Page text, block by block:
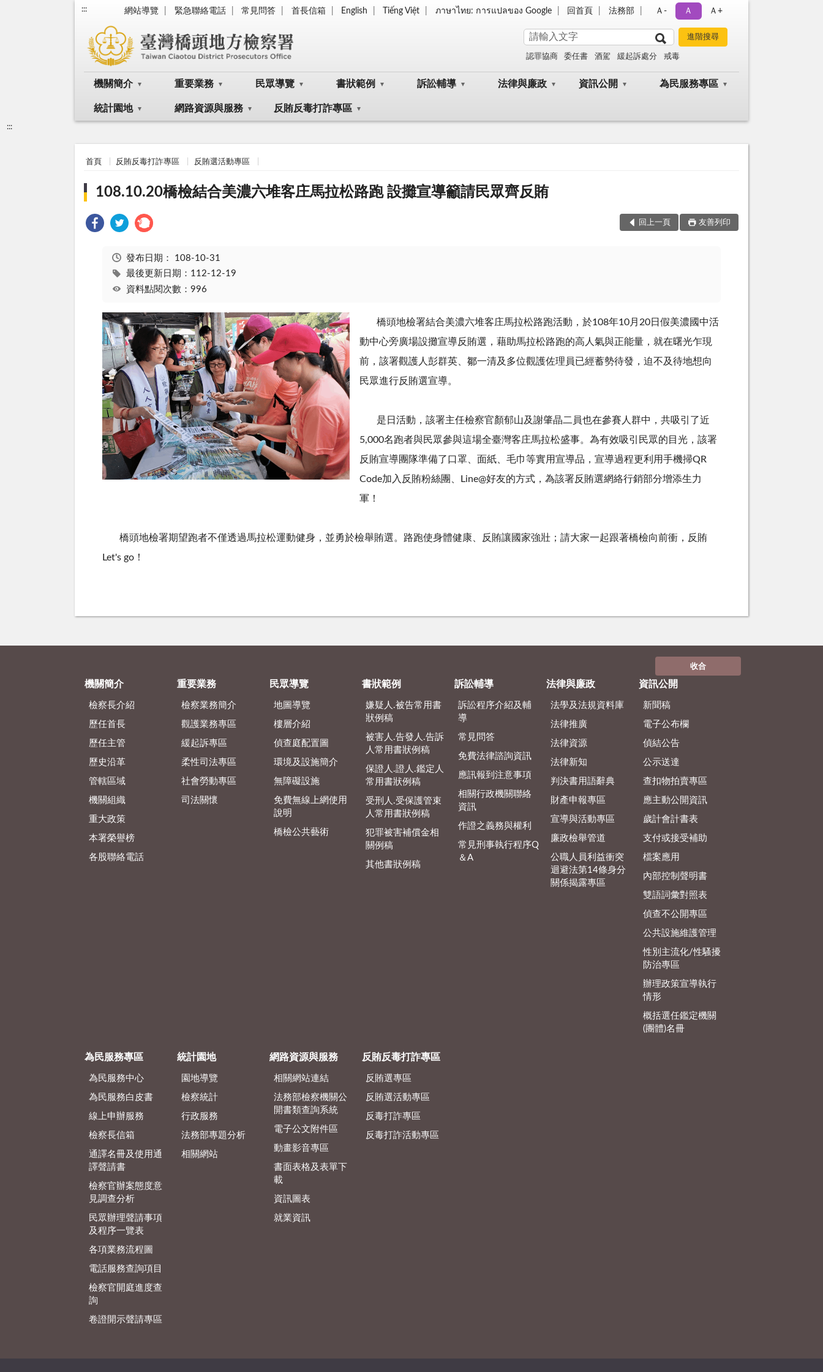
::: 網站導覽 緊急聯絡電話 常見問答 首長信箱 English Tiếng Việt ภาษาไทย: การแปลของ Google 回首頁 法務部 Ａ- Ａ Ａ+
認罪協商 委任書 酒駕 緩起訴處分 戒毒
機關簡介 重要業務 民眾導覽 書狀範例 訴訟輔導 法律與廉政 資訊公開 為民服務專區
統計園地 網路資源與服務 反賄反毒打詐專區
:::
首頁 反賄反毒打詐專區 反賄選活動專區
108.10.20橋檢結合美濃六堆客庄馬拉松路跑 設攤宣導籲請民眾齊反賄
回上一頁 友善列印
發布日期： 108-10-31
最後更新日期：112-12-19
資料點閱次數：996
橋頭地檢署結合美濃六堆客庄馬拉松路跑活動，於108年10月 20日假美濃國中活
動中心旁廣場設攤宣導反賄選，藉助馬拉松路跑的高人氣與正能量，就在曙光乍現
前，該署觀護人彭群英、鄒一清及多位觀護佐理員已經蓄勢待發，迫不及待地想向
民眾進行反賄選宣導。
是日活動，該署主任檢察官顏郁山及謝肇晶二員也在參賽人群中，共吸引了近
5,000名跑者與民眾參與這場全臺灣客庄馬拉松盛事。為有效吸引民眾的目光，該署
反賄宣導團隊準備了口罩、面紙、毛巾等實用宣導品，宣導過程更利用手機掃QR
Code加入反賄粉絲團、Line@好友的方式，為該署反賄選網絡行銷部分增添生力
軍！
橋頭地檢署期望跑者不僅透過馬拉松運動健身，並勇於檢舉賄選。路跑使身體健康、反賄讓國家強壯；請大家一起跟著橋檢向前衝，反賄
Let's go ！
收合
機關簡介
檢察長介紹
歷任首長
歷任主管
歷史沿革
管轄區域
機關組織
重大政策
本署榮譽榜
各股聯絡電話
重要業務
檢察業務簡介
觀護業務專區
緩起訴專區
柔性司法專區
社會勞動專區
司法關懷
民眾導覽
地圖導覽
樓層介紹
偵查庭配置圖
環境及設施簡介
無障礙設施
免費無線上網使用
說明
橋檢公共藝術
書狀範例
嫌疑人.被告常用書
狀例稿
被害人.告發人.告訴
人常用書狀例稿
保證人.證人.鑑定人
常用書狀例稿
受刑人.受保護管束
人常用書狀例稿
犯罪被害補償金相
關例稿
其他書狀例稿
訴訟輔導
訴訟程序介紹及輔
導
常見問答
免費法律諮詢資訊
應訊報到注意事項
相關行政機關聯絡
資訊
作證之義務與權利
常見刑事執行程序Q
＆A
法律與廉政
法學及法規資料庫
法律推廣
法律資源
法律新知
判決書用語辭典
財產申報專區
宣導與活動專區
廉政檢舉管道
公職人員利益衝突
迴避法第14條身分
關係揭露專區
資訊公開
新聞稿
電子公布欄
偵結公告
公示送達
查扣物拍賣專區
應主動公開資訊
歲計會計書表
支付或接受補助
檔案應用
內部控制聲明書
雙語詞彙對照表
偵查不公開專區
公共設施維護管理
性別主流化/性騷擾
防治專區
辦理政策宣導執行
情形
概括選任鑑定機關
(團體)名冊
為民服務專區
為民服務中心
為民服務白皮書
線上申辦服務
檢察長信箱
通譯名冊及使用通
譯聲請書
檢察官辦案態度意
見調查分析
民眾辦理聲請事項
及程序一覽表
各項業務流程圖
電話服務查詢項目
檢察官開庭進度查
詢
卷證開示聲請專區
統計園地
園地導覽
檢察統計
行政服務
法務部專題分析
相關網站
網路資源與服務
相關網站連結
法務部檢察機關公
開書類查詢系統
電子公文附件區
動畫影音專區
書面表格及表單下
載
資訊圖表
就業資訊
反賄反毒打詐專區
反賄選專區
反賄選活動專區
反毒打詐專區
反毒打詐活動專區